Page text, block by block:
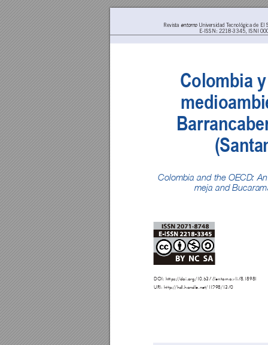
Revista entorno Universidad Tecnológica de El
E-ISSN: 2218-3345, ISNI
Colombia
medioamb
Barrancabe
(
DOI: https://doi.org/10.5377/entorno.v1i78.18981
URI: http:// hdl.hand le.net/1 1298/1370
Colombia and the OECD: A
meja and